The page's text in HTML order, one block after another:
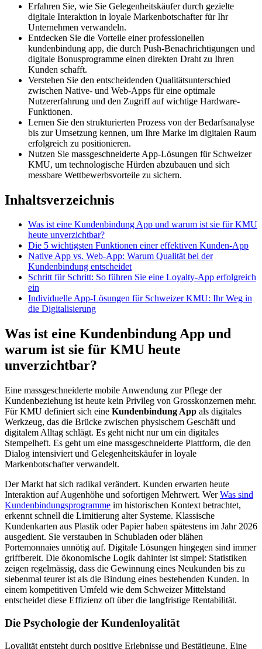
Erfahren Sie, wie Sie Gelegenheitskäufer durch gezielte
digitale Interaktion in loyale Markenbotschafter für Ihr
Unternehmen verwandeln.
Entdecken Sie die Vorteile einer professionellen
kundenbindung app, die durch Push-Benachrichtigungen und
digitale Bonusprogramme einen direkten Draht zu Ihren
Kunden schafft.
Verstehen Sie den entscheidenden Qualitätsunterschied
zwischen Native- und Web-Apps für eine optimale
Nutzererfahrung und den Zugriff auf wichtige Hardware-
Funktionen.
Lernen Sie den strukturierten Prozess von der Bedarfsanalyse
bis zur Umsetzung kennen, um Ihre Marke im digitalen Raum
erfolgreich zu positionieren.
Nutzen Sie massgeschneiderte App-Lösungen für Schweizer
KMU, um technologische Hürden abzubauen und sich
messbare Wettbewerbsvorteile zu sichern.
Inhaltsverzeichnis
Was ist eine Kundenbindung App und warum ist sie für KMU
heute unverzichtbar?
Die 5 wichtigsten Funktionen einer effektiven Kunden-App
Native App vs. Web-App: Warum Qualität bei der
Kundenbindung entscheidet
Schritt für Schritt: So führen Sie eine Loyalty-App erfolgreich
ein
Individuelle App-Lösungen für Schweizer KMU: Ihr Weg in
die Digitalisierung
Was ist eine Kundenbindung App und
warum ist sie für KMU heute
unverzichtbar?
Eine massgeschneiderte mobile Anwendung zur Pflege der
Kundenbeziehung ist heute kein Privileg von Grosskonzernen mehr.
Für KMU definiert sich eine Kundenbindung App als digitales
Werkzeug, das die Brücke zwischen physischem Geschäft und
digitalem Alltag schlägt. Es geht nicht nur um ein digitales
Stempelheft. Es geht um eine massgeschneiderte Plattform, die den
Dialog intensiviert und Gelegenheitskäufer in loyale
Markenbotschafter verwandelt.
Der Markt hat sich radikal verändert. Kunden erwarten heute
Interaktion auf Augenhöhe und sofortigen Mehrwert. WerWas sind
Kundenbindungsprogramme im historischen Kontext betrachtet,
erkennt schnell die Limitierung alter Systeme. Klassische
Kundenkarten aus Plastik oder Papier haben spätestens im Jahr 2026
ausgedient. Sie verstauben in Schubladen oder blähen
Portemonnaies unnötig auf. Digitale Lösungen hingegen sind immer
griffbereit. Die ökonomische Logik dahinter ist simpel: Statistiken
zeigen regelmässig, dass die Gewinnung eines Neukunden bis zu
siebenmal teurer ist als die Bindung eines bestehenden Kunden. In
einem kompetitiven Umfeld wie dem Schweizer Mittelstand
entscheidet diese Effizienz oft über die langfristige Rentabilität.
Die Psychologie der Kundenloyalität
Loyalität entsteht durch positive Erlebnisse und Bestätigung. Eine